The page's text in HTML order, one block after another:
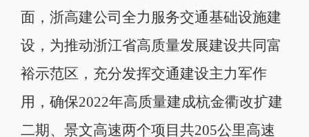
面，浙高建公司全力服务交通基础设施建
设，为推动浙江省高质量发展建设共同富
裕示范区，充分发挥交通建设主力军作
用，确保2022年高质量建成杭金衢改扩建
二期、景文高速两个项目共205公里高速